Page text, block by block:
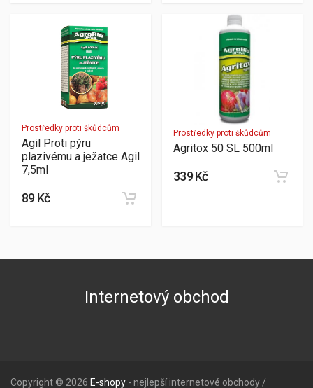
Prostředky proti škůdcům
Agil Proti pýru
plazivému a ježatce Agil
7,5ml
89 Kč
Prostředky proti škůdcům
Agritox 50 SL 500ml
339 Kč
Internetový obchod
Copyright © 2026 E-shopy - nejlepší internetové obchody /